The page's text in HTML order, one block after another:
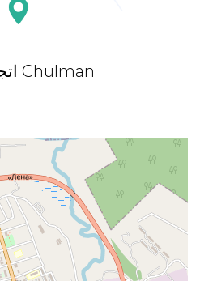
اتجاه القبلة Chulman